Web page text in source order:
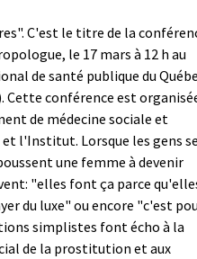
C'est le titre de la
le 17 mars à 12 h au
de santé publique du
Cette conférence est
de médecine sociale et
l'Institut. Lorsque les gens
une femme à devenir
"elles font ça parce
du luxe" ou encore "c'est
simplistes font écho à la
de la prostitution et aux